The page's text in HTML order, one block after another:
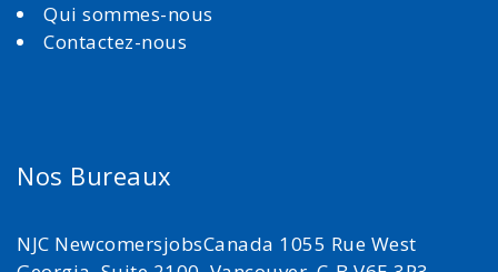
Qui sommes-nous
Contactez-nous
Nos Bureaux
NJC NewcomersjobsCanada 1055 Rue West